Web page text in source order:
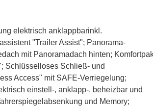
elektrisch anklappbarinkl.
"Trailer Assist"; Panorama-
mit Panoramadach hinten;
Schlüsselloses Schließ- und
Access" mit SAFE-Verriegelung;
einstell-, anklapp-, beheizbar und
und Memory;